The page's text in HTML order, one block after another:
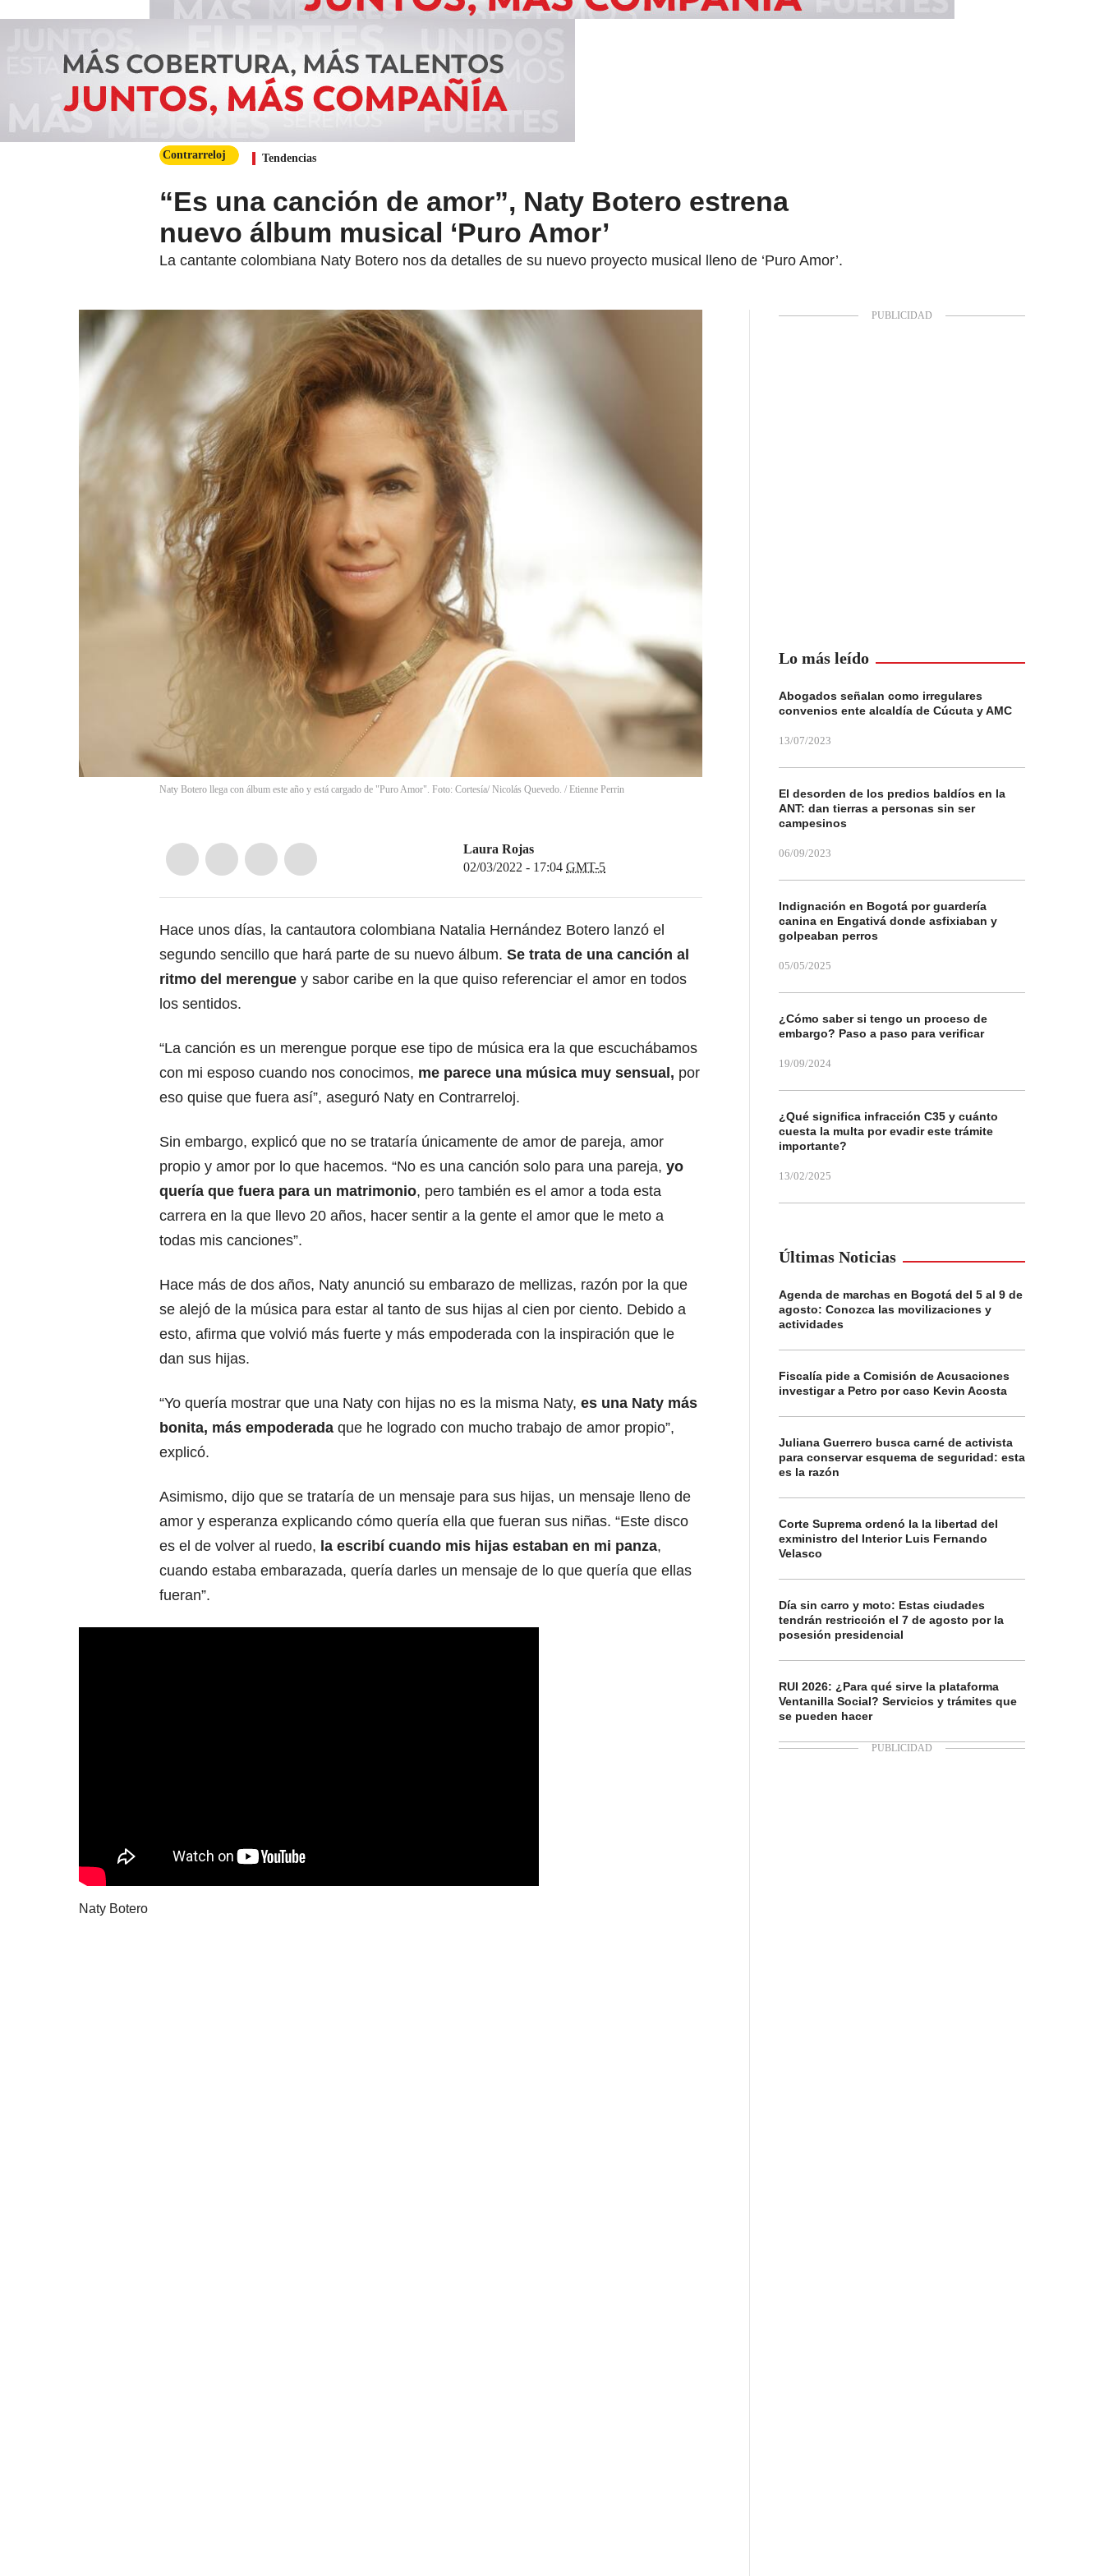
Contrarreloj Tendencias
“Es una canción de amor”, Naty Botero estrena
nuevo álbum musical ‘Puro Amor’
La cantante colombiana Naty Botero nos da detalles de su nuevo proyecto musical lleno de ‘Puro Amor’.
Naty Botero llega con álbum este año y está cargado de "Puro Amor". Foto: Cortesía/ Nicolás Quevedo. / Etienne Perrin
Laura Rojas
02/03/2022 - 17:04 GMT-5
Hace unos días, la cantautora colombiana Natalia Hernández Botero lanzó el
segundo sencillo que hará parte de su nuevo álbum. Se trata de una canción al
ritmo del merengue y sabor caribe en la que quiso referenciar el amor en todos
los sentidos.
“La canción es un merengue porque ese tipo de música era la que escuchábamos
con mi esposo cuando nos conocimos, me parece una música muy sensual, por
eso quise que fuera así”, aseguró Naty en Contrarreloj.
Sin embargo, explicó que no se trataría únicamente de amor de pareja, amor
propio y amor por lo que hacemos. “No es una canción solo para una pareja, yo
quería que fuera para un matrimonio, pero también es el amor a toda esta
carrera en la que llevo 20 años, hacer sentir a la gente el amor que le meto a
todas mis canciones”.
Hace más de dos años, Naty anunció su embarazo de mellizas, razón por la que
se alejó de la música para estar al tanto de sus hijas al cien por ciento. Debido a
esto, afirma que volvió más fuerte y más empoderada con la inspiración que le
dan sus hijas.
“Yo quería mostrar que una Naty con hijas no es la misma Naty, es una Naty más
bonita, más empoderada que he logrado con mucho trabajo de amor propio”,
explicó.
Asimismo, dijo que se trataría de un mensaje para sus hijas, un mensaje lleno de
amor y esperanza explicando cómo quería ella que fueran sus niñas. “Este disco
es el de volver al ruedo, la escribí cuando mis hijas estaban en mi panza,
cuando estaba embarazada, quería darles un mensaje de lo que quería que ellas
fueran”.
Naty Botero
Lo más leído
Abogados señalan como irregulares
convenios ente alcaldía de Cúcuta y AMC
13/07/2023
El desorden de los predios baldíos en la
ANT: dan tierras a personas sin ser
campesinos
06/09/2023
Indignación en Bogotá por guardería
canina en Engativá donde asfixiaban y
golpeaban perros
05/05/2025
¿Cómo saber si tengo un proceso de
embargo? Paso a paso para verificar
19/09/2024
¿Qué significa infracción C35 y cuánto
cuesta la multa por evadir este trámite
importante?
13/02/2025
Últimas Noticias
Agenda de marchas en Bogotá del 5 al 9 de
agosto: Conozca las movilizaciones y
actividades
Fiscalía pide a Comisión de Acusaciones
investigar a Petro por caso Kevin Acosta
Juliana Guerrero busca carné de activista
para conservar esquema de seguridad: esta
es la razón
Corte Suprema ordenó la la libertad del
exministro del Interior Luis Fernando
Velasco
Día sin carro y moto: Estas ciudades
tendrán restricción el 7 de agosto por la
posesión presidencial
RUI 2026: ¿Para qué sirve la plataforma
Ventanilla Social? Servicios y trámites que
se pueden hacer